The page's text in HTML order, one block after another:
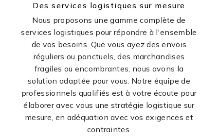
Des services logistiques sur mesure
Nous proposons une gamme complète de
services logistiques pour répondre à l'ensemble
de vos besoins. Que vous ayez des envois
réguliers ou ponctuels, des marchandises
fragiles ou encombrantes, nous avons la
solution adaptée pour vous. Notre équipe de
professionnels qualifiés est à votre écoute pour
élaborer avec vous une stratégie logistique sur
mesure, en adéquation avec vos exigences et
contraintes.